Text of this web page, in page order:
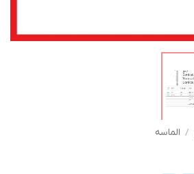
/ الماسه